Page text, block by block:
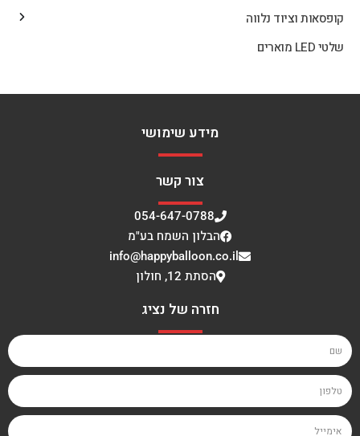
קופסאות וציוד נלווה
שלטי LED מוארים
מידע שימושי
צור קשר
054-647-0788
הבלון השמח בע"מ
info@happyballoon.co.il
הסתת 12, חולון
חזרה של נציג